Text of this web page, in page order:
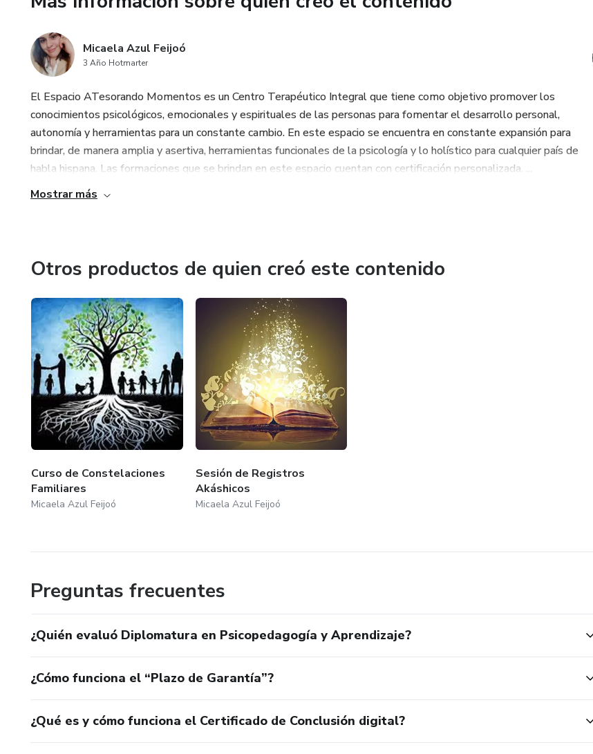
dificultades en la ejecución de sus tareas escolares.
contenidos curriculares.
El curso permite convertirte en un apoyo esencial en la educación de niños, jóvenes y
adultos. Algunas funciones pueden ser: atender, bajo la supervisión del docente, la
realización de actividades, instruir y atender al alumnado con discapacidad o necesidades
Micaela Azul Feijoó
3 Año Hotmarter
El Espacio ATesorando Momentos es un Centro Terapéutico Integral que tiene como objetivo promover los
conocimientos psicológicos, emocionales y espirituales de las personas para fomentar el desarrollo personal,
autonomía y herramientas para un constante cambio. En este espacio se encuentra en constante expansión para
brindar, de manera amplia y asertiva, herramientas funcionales de la psicología y lo holístico para cualquier país de
habla hispana. Las formaciones que se brindan en este espacio cuentan con certificación personalizada. ...
Mostrar más
Otros productos de quien creó este contenido
Curso de Constelaciones
Familiares
Micaela Azul Feijoó
Sesión de Registros
Akáshicos
Micaela Azul Feijoó
Preguntas frecuentes
¿Quién evaluó Diplomatura en Psicopedagogía y Aprendizaje?
¿Cómo funciona el “Plazo de Garantía”?
¿Qué es y cómo funciona el Certificado de Conclusión digital?